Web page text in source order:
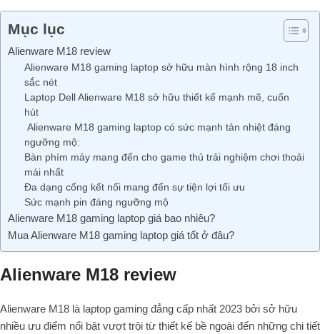
Mục lục
Alienware M18 review
Alienware M18 gaming laptop sở hữu màn hình rộng 18 inch
sắc nét
Laptop Dell Alienware M18 sở hữu thiết kế mạnh mẽ, cuốn
hút
Alienware M18 gaming laptop có sức mạnh tản nhiệt đáng
ngưỡng mộ:
Bàn phím máy mang đến cho game thủ trải nghiệm chơi thoải
mái nhất
Đa dạng cổng kết nối mang đến sự tiện lợi tối ưu
Sức mạnh pin đáng ngưỡng mộ
Alienware M18 gaming laptop giá bao nhiêu?
Mua Alienware M18 gaming laptop giá tốt ở đâu?
Alienware M18 review
Alienware M18 là laptop gaming đẳng cấp nhất 2023 bởi sở hữu
nhiều ưu điểm nổi bật vượt trội từ thiết kế bề ngoài đến những chi tiết